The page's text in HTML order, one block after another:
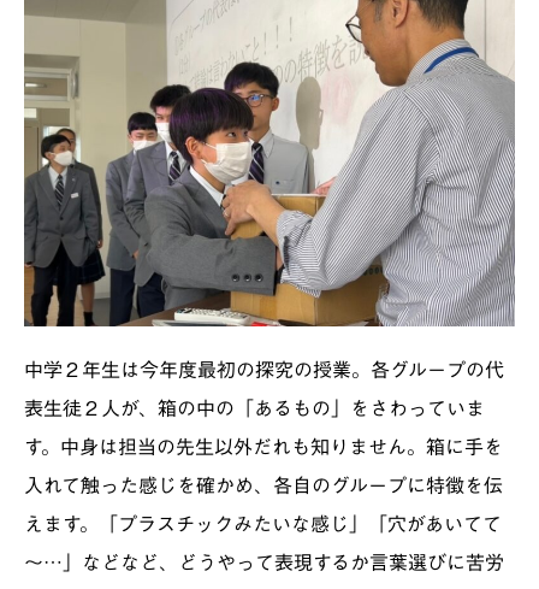
中学２年生は今年度最初の探究の授業。各グループの代
表生徒２人が、箱の中の「あるもの」をさわっていま
す。中身は担当の先生以外だれも知りません。箱に手を
入れて触った感じを確かめ、各自のグループに特徴を伝
えます。「プラスチックみたいな感じ」「穴があいてて
～…」などなど、どうやって表現するか言葉選びに苦労